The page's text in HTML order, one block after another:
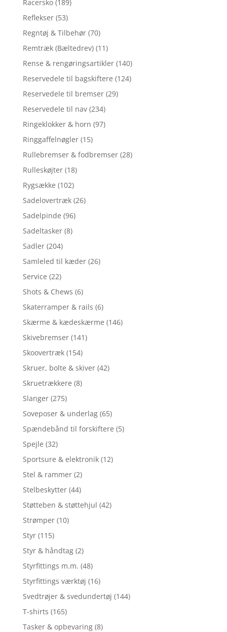
Racersko (189)
Reflekser (53)
Regntøj & Tilbehør (70)
Remtræk (Bæltedrev) (11)
Rense & rengøringsartikler (140)
Reservedele til bagskiftere (124)
Reservedele til bremser (29)
Reservedele til nav (234)
Ringeklokker & horn (97)
Ringgaffelnøgler (15)
Rullebremser & fodbremser (28)
Rulleskøjter (18)
Rygsække (102)
Sadelovertræk (26)
Sadelpinde (96)
Sadeltasker (8)
Sadler (204)
Samleled til kæder (26)
Service (22)
Shots & Chews (6)
Skaterramper & rails (6)
Skærme & kædeskærme (146)
Skivebremser (141)
Skoovertræk (154)
Skruer, bolte & skiver (42)
Skruetrækkere (8)
Slanger (275)
Soveposer & underlag (65)
Spændebånd til forskiftere (5)
Spejle (32)
Sportsure & elektronik (12)
Stel & rammer (2)
Stelbeskytter (44)
Støtteben & støttehjul (42)
Strømper (10)
Styr (115)
Styr & håndtag (2)
Styrfittings m.m. (48)
Styrfittings værktøj (16)
Svedtrøjer & svedundertøj (144)
T-shirts (165)
Tasker & opbevaring (8)